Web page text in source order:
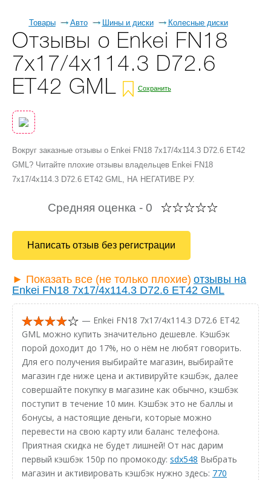
Товары Авто Шины и диски Колесные диски
Отзывы о Enkei FN18
7x17/4x114.3 D72.6
ET42 GML
Сохранить
Вокруг заказные отзывы о Enkei FN18 7x17/4x114.3 D72.6 ET42
GML? Читайте плохие отзывы владельцев Enkei FN18
7x17/4x114.3 D72.6 ET42 GML, НА НЕГАТИВЕ РУ.
Средняя оценка - 0
Написать отзыв без регистрации
► Показать все (не только плохие) отзывы на
Enkei FN18 7x17/4x114.3 D72.6 ET42 GML
— Enkei FN18 7x17/4x114.3 D72.6 ET42
GML можно купить значительно дешевле. Кэшбэк
порой доходит до 17%, но о нём не любят говорить.
Для его получения выбирайте магазин, выбирайте
магазин где ниже цена и активируйте кэшбэк, далее
совершайте покупку в магазине как обычно, кэшбэк
поступит в течение 10 мин. Кэшбэк это не баллы и
бонусы, а настоящие деньги, которые можно
перевести на свою карту или баланс телефона.
Приятная скидка не будет лишней! От нас дарим
первый кэшбэк 150р по промокоду: sdx548 Выбрать
магазин и активировать кэшбэк нужно здесь: 770